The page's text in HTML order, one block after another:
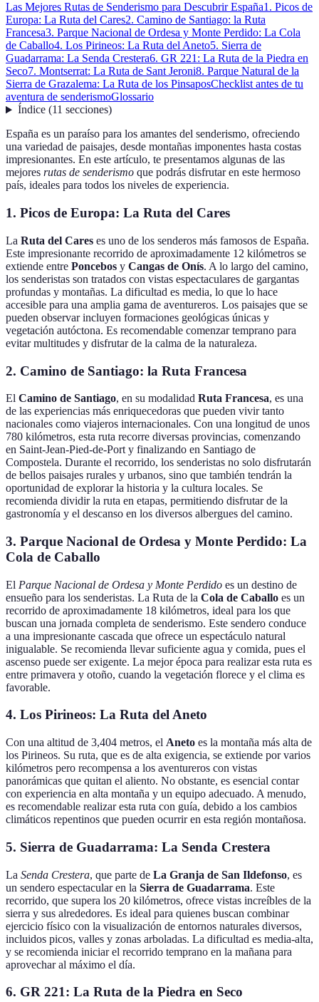
Las Mejores Rutas de Senderismo para Descubrir España1. Picos de
Europa: La Ruta del Cares2. Camino de Santiago: la Ruta
Francesa3. Parque Nacional de Ordesa y Monte Perdido: La Cola
de Caballo4. Los Pirineos: La Ruta del Aneto5. Sierra de
Guadarrama: La Senda Crestera6. GR 221: La Ruta de la Piedra en
Seco7. Montserrat: La Ruta de Sant Jeroni8. Parque Natural de la
Sierra de Grazalema: La Ruta de los PinsaposChecklist antes de tu
aventura de senderismoGlossario
Índice(11 secciones)
España es un paraíso para los amantes del senderismo, ofreciendo
una variedad de paisajes, desde montañas imponentes hasta costas
impresionantes. En este artículo, te presentamos algunas de las
mejores rutas de senderismo que podrás disfrutar en este hermoso
país, ideales para todos los niveles de experiencia.
1. Picos de Europa: La Ruta del Cares
La Ruta del Cares es uno de los senderos más famosos de España.
Este impresionante recorrido de aproximadamente 12 kilómetros se
extiende entre Poncebos y Cangas de Onís. A lo largo del camino,
los senderistas son tratados con vistas espectaculares de gargantas
profundas y montañas. La dificultad es media, lo que lo hace
accesible para una amplia gama de aventureros. Los paisajes que se
pueden observar incluyen formaciones geológicas únicas y
vegetación autóctona. Es recomendable comenzar temprano para
evitar multitudes y disfrutar de la calma de la naturaleza.
2. Camino de Santiago: la Ruta Francesa
El Camino de Santiago, en su modalidad Ruta Francesa, es una
de las experiencias más enriquecedoras que pueden vivir tanto
nacionales como viajeros internacionales. Con una longitud de unos
780 kilómetros, esta ruta recorre diversas provincias, comenzando
en Saint-Jean-Pied-de-Port y finalizando en Santiago de
Compostela. Durante el recorrido, los senderistas no solo disfrutarán
de bellos paisajes rurales y urbanos, sino que también tendrán la
oportunidad de explorar la historia y la cultura locales. Se
recomienda dividir la ruta en etapas, permitiendo disfrutar de la
gastronomía y el descanso en los diversos albergues del camino.
3. Parque Nacional de Ordesa y Monte Perdido: La
Cola de Caballo
El Parque Nacional de Ordesa y Monte Perdido es un destino de
ensueño para los senderistas. La Ruta de la Cola de Caballo es un
recorrido de aproximadamente 18 kilómetros, ideal para los que
buscan una jornada completa de senderismo. Este sendero conduce
a una impresionante cascada que ofrece un espectáculo natural
inigualable. Se recomienda llevar suficiente agua y comida, pues el
ascenso puede ser exigente. La mejor época para realizar esta ruta es
entre primavera y otoño, cuando la vegetación florece y el clima es
favorable.
4. Los Pirineos: La Ruta del Aneto
Con una altitud de 3,404 metros, el Aneto es la montaña más alta de
los Pirineos. Su ruta, que es de alta exigencia, se extiende por varios
kilómetros pero recompensa a los aventureros con vistas
panorámicas que quitan el aliento. No obstante, es esencial contar
con experiencia en alta montaña y un equipo adecuado. A menudo,
es recomendable realizar esta ruta con guía, debido a los cambios
climáticos repentinos que pueden ocurrir en esta región montañosa.
5. Sierra de Guadarrama: La Senda Crestera
La Senda Crestera, que parte de La Granja de San Ildefonso, es
un sendero espectacular en la Sierra de Guadarrama. Este
recorrido, que supera los 20 kilómetros, ofrece vistas increíbles de la
sierra y sus alrededores. Es ideal para quienes buscan combinar
ejercicio físico con la visualización de entornos naturales diversos,
incluidos picos, valles y zonas arboladas. La dificultad es media-alta,
y se recomienda iniciar el recorrido temprano en la mañana para
aprovechar al máximo el día.
6. GR 221: La Ruta de la Piedra en Seco